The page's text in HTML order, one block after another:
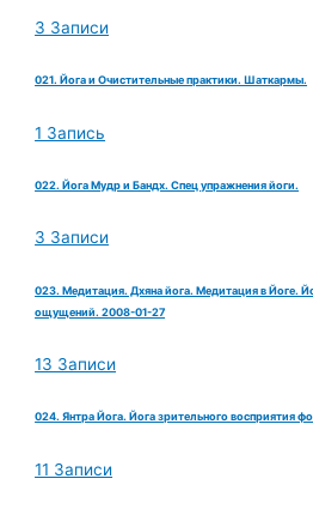
3 Записи
021. Йога и Очистительные практики. Шаткармы.
1 Запись
022. Йога Мудр и Бандх. Спец упражнения йоги.
3 Записи
023. Медитация. Дхяна йога. Медитация в Йоге.
ощущений. 2008-01-27
13 Записи
024. Янтра Йога. Йога зрительного восприятия
11 Записи